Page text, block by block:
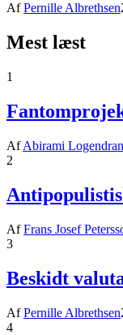
AfPernille Albrethsen
Mest læst
1
AfAbirami Logendran
2
AfFrans Josef
3
Beskidt
AfPernille Albrethsen
4